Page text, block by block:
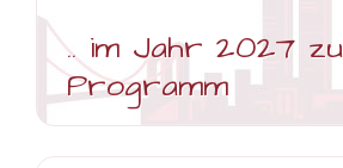
.. im Jahr 2027
Programm
Weiterlesen …